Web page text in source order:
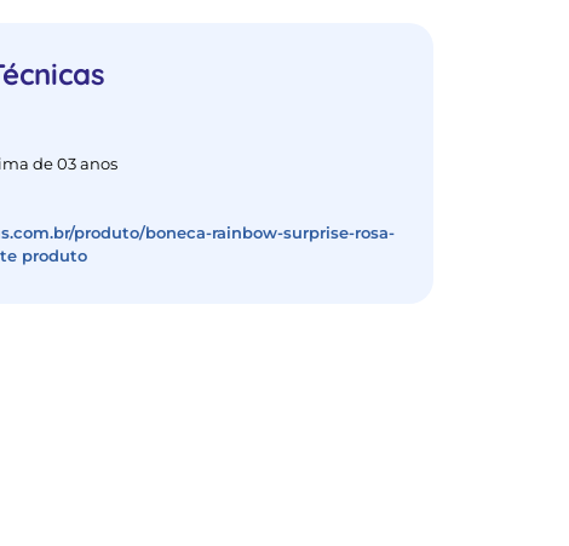
de 03 anos
produto/boneca-rainbow-surprise-rosa-
produto